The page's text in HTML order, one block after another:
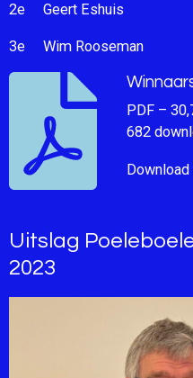
2e Geert Eshuis
3e Wim Rooseman
PDF –
682
Download
Uitslag
2023